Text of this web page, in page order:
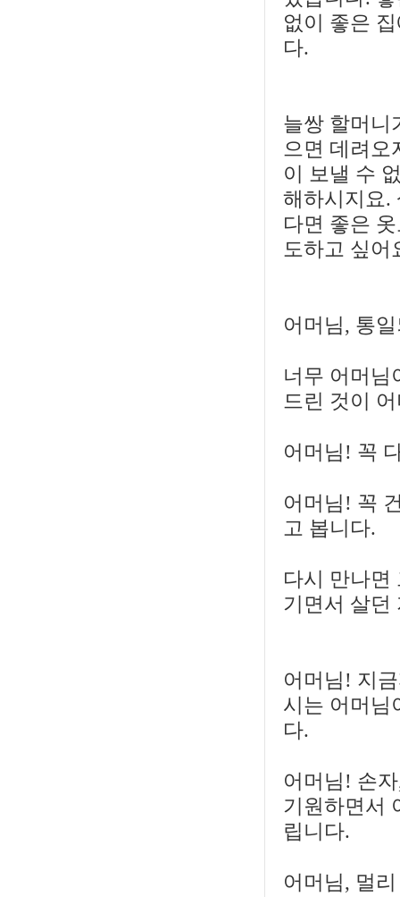
없이 좋은
다.
늘쌍 할머니
으면 데려오
이 보낼 수
해하시지요.
다면 좋은
도하고 싶어
어머님, 통
너무 어머님
드린 것이
어머님! 꼭
어머님! 꼭
고 봅니다.
다시 만나면
기면서 살던
어머님! 지
시는 어머님
다.
어머님! 손
기원하면서
립니다.
어머님, 멀